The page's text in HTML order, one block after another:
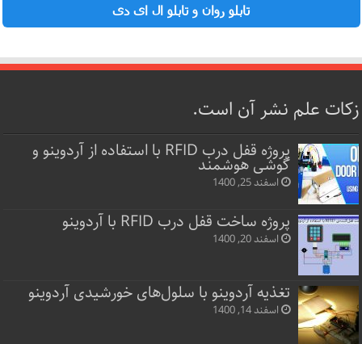
تابلو روان و تابلو ال ای دی
زکات علم نشر آن است.
پروژه قفل‌ درب RFID با استفاده از آردوینو و
گوشی هوشمند
اسفند 25, 1400
پروژه ساخت قفل‌ درب RFID با آردوینو
اسفند 20, 1400
تغذیه آردوینو با سلول‌های خورشیدی آردوینو
اسفند 14, 1400